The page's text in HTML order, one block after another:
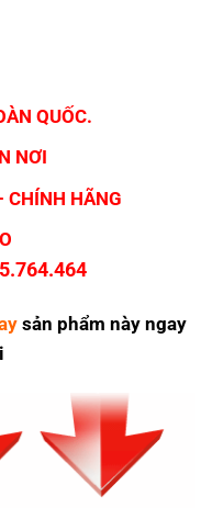
QUỐC.
NƠI
CHÍNH HÃNG
sản phẩm này ngay